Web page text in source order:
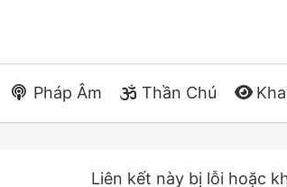
Pháp Âm Thần Chú
Liên kết này bị lỗi hoặc